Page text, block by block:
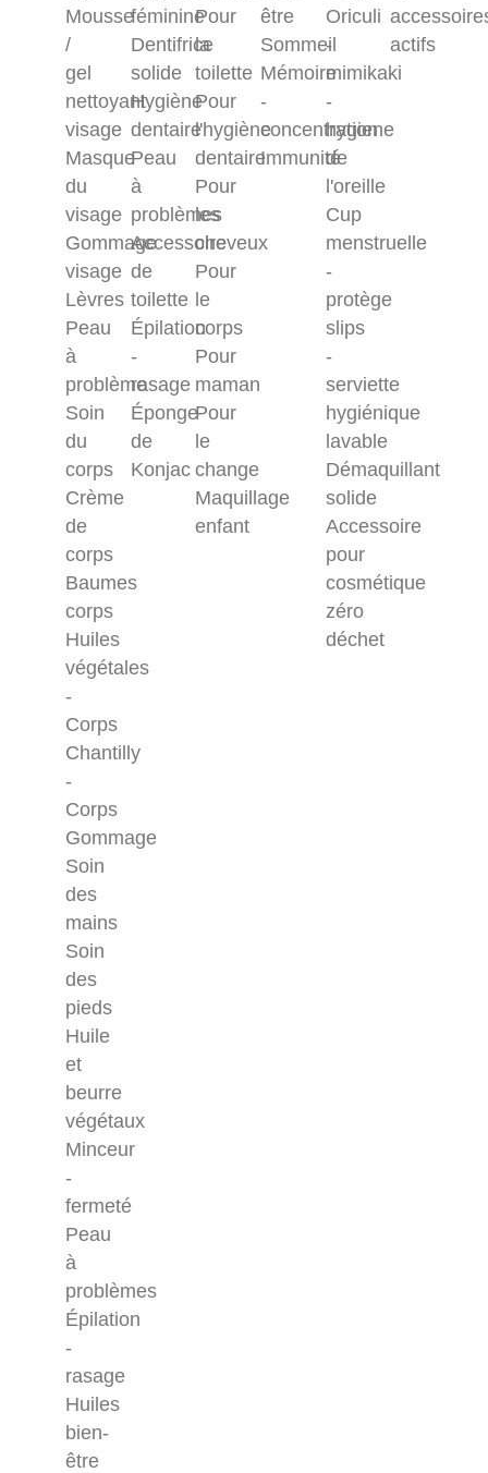
Mousse
/
gel
nettoyant
visage
Masque
du
visage
Gommage
visage
Lèvres
Peau
à
problème
Soin
du
corps
Crème
de
corps
Baumes
corps
Huiles
végétales
-
Corps
Chantilly
-
Corps
Gommage
Soin
des
mains
Soin
des
pieds
Huile
et
beurre
végétaux
Minceur
-
fermeté
Peau
à
problèmes
Épilation
-
rasage
Huiles
bien-
être
féminine
Dentifrice
solide
Hygiène
dentaire
Peau
à
problèmes
Accessoire
de
toilette
Épilation
-
rasage
Éponge
de
Konjac
Pour
la
toilette
Pour
l'hygiène
dentaire
Pour
les
cheveux
Pour
le
corps
Pour
maman
Pour
le
change
Maquillage
enfant
être
Sommeil
Mémoire
-
concentration
Immunité
Oriculi
-
mimikaki
-
hygiene
de
l'oreille
Cup
menstruelle
-
protège
slips
-
serviette
hygiénique
lavable
Démaquillant
solide
Accessoire
pour
cosmétique
zéro
déchet
actifs